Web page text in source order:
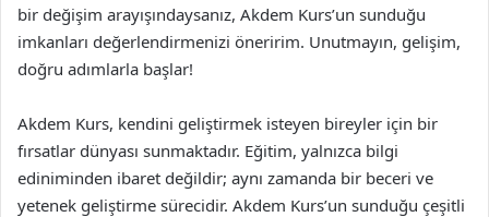
bir değişim arayışındaysanız, Akdem Kurs’un sunduğu
imkanları değerlendirmenizi öneririm. Unutmayın, gelişim,
doğru adımlarla başlar!
Akdem Kurs, kendini geliştirmek isteyen bireyler için bir
fırsatlar dünyası sunmaktadır. Eğitim, yalnızca bilgi
ediniminden ibaret değildir; aynı zamanda bir beceri ve
yetenek geliştirme sürecidir. Akdem Kurs’un sunduğu çeşitli